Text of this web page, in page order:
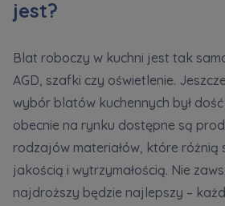
jest?
Blat roboczy w kuchni jest tak
AGD, szafki czy oświetlenie.
wybór blatów kuchennych był
obecnie na rynku dostępne są
rodzajów materiałów, które różnią
jakością i wytrzymałością. Nie
najdroższy będzie najlepszy –
Zawiadomienia o nabyciu lub
pakietu akcji proszę wysyłać na
notyfikacje@murapol.pl